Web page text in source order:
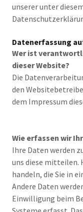
unserer unter
Datenerfassung
Wer ist
dieser Website?
Die
den
dem Impressum
Wie erfassen wir
Ihre Daten werden
uns diese mitteilen.
handeln, die Sie in
Andere Daten
Einwilligung beim